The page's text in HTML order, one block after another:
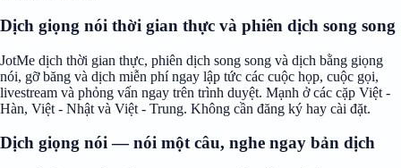
Dịch giọng nói thời gian thực và phiên dịch song song
JotMe dịch thời gian thực, phiên dịch song song và dịch bằng giọng
nói, gỡ băng và dịch miễn phí ngay lập tức các cuộc họp, cuộc gọi,
livestream và phỏng vấn ngay trên trình duyệt. Mạnh ở các cặp Việt -
Hàn, Việt - Nhật và Việt - Trung. Không cần đăng ký hay cài đặt.
Dịch giọng nói — nói một câu, nghe ngay bản dịch